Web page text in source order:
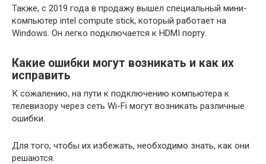
Также, с 2019 года в продажу вышел специальный мини-
компьютер intel compute stick, который работает на
Windows. Он легко подключается к HDMI порту.
Какие ошибки могут возникать и как их
исправить
К сожалению, на пути к подключению компьютера к
телевизору через сеть Wi-Fi могут возникать различные
ошибки.
Для того, чтобы их избежать, необходимо знать, как они
решаются.